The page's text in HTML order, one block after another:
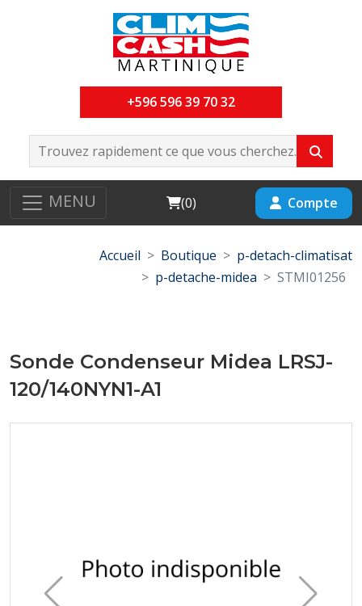
+596 596 39 70 32
MENU Cart
(0) Compte
Accueil Boutique
p-detach-climatisat
p-detache-midea
STMI01256
Sonde Condenseur Midea LRSJ-
120/140NYN1-A1